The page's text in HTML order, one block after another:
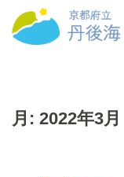
月: 2022年3月